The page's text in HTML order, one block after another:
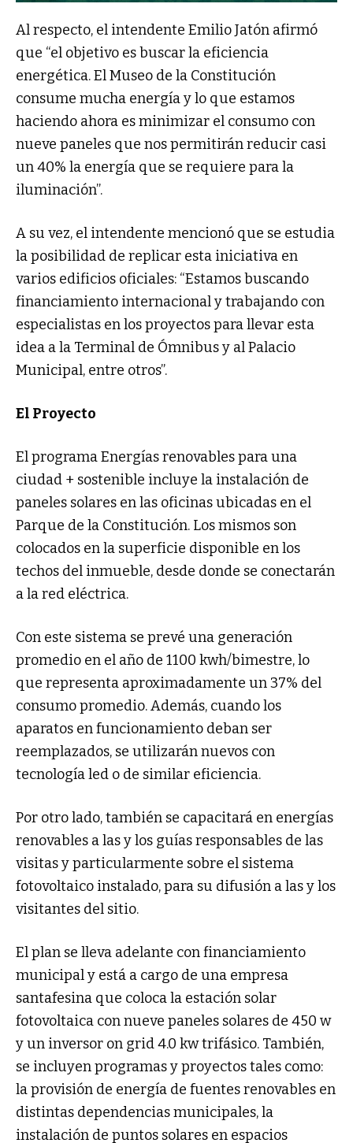
Al respecto, el intendente Emilio Jatón afirmó
que “el objetivo es buscar la eficiencia
energética. El Museo de la Constitución
consume mucha energía y lo que estamos
haciendo ahora es minimizar el consumo con
nueve paneles que nos permitirán reducir casi
un 40% la energía que se requiere para la
iluminación”.
A su vez, el intendente mencionó que se estudia
la posibilidad de replicar esta iniciativa en
varios edificios oficiales: “Estamos buscando
financiamiento internacional y trabajando con
especialistas en los proyectos para llevar esta
idea a la Terminal de Ómnibus y al Palacio
Municipal, entre otros”.
El Proyecto
El programa Energías renovables para una
ciudad + sostenible incluye la instalación de
paneles solares en las oficinas ubicadas en el
Parque de la Constitución. Los mismos son
colocados en la superficie disponible en los
techos del inmueble, desde donde se conectarán
a la red eléctrica.
Con este sistema se prevé una generación
promedio en el año de 1100 kwh/bimestre, lo
que representa aproximadamente un 37% del
consumo promedio. Además, cuando los
aparatos en funcionamiento deban ser
reemplazados, se utilizarán nuevos con
tecnología led o de similar eficiencia.
Por otro lado, también se capacitará en energías
renovables a las y los guías responsables de las
visitas y particularmente sobre el sistema
fotovoltaico instalado, para su difusión a las y los
visitantes del sitio.
El plan se lleva adelante con financiamiento
municipal y está a cargo de una empresa
santafesina que coloca la estación solar
fotovoltaica con nueve paneles solares de 450 w
y un inversor on grid 4.0 kw trifásico. También,
se incluyen programas y proyectos tales como:
la provisión de energía de fuentes renovables en
distintas dependencias municipales, la
instalación de puntos solares en espacios